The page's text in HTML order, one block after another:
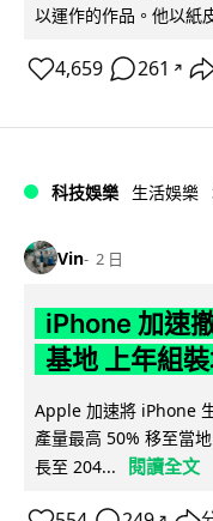
以運作的作品。他以紙
4,659 261 ↗
科技娛樂 生活娛樂
Vin 2 日
iPhone 加速
基地 上年組
Apple 加速將 iPhone
產量最高 50% 移至當
長至 204...
閱讀全文